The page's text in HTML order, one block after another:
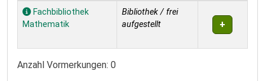
Exemplare
Fachbibliothek
Mathematik
Bibliothek / frei
aufgestellt
Anzahl Vormerkungen: 0